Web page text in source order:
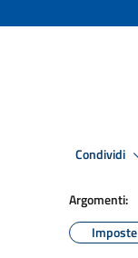
Condividi
Argomenti:
Imposte